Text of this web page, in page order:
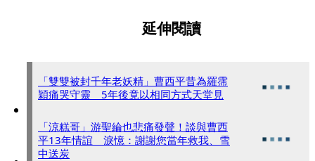
延伸閱讀
「雙雙被封千年老妖精」曹西平昔為羅霈
穎痛哭守靈 5年後竟以相同方式天堂見
「涼糕哥」游聖綸也悲痛發聲！談與曹西
平13年情誼 淚憶：謝謝您當年救我、雪
中送炭